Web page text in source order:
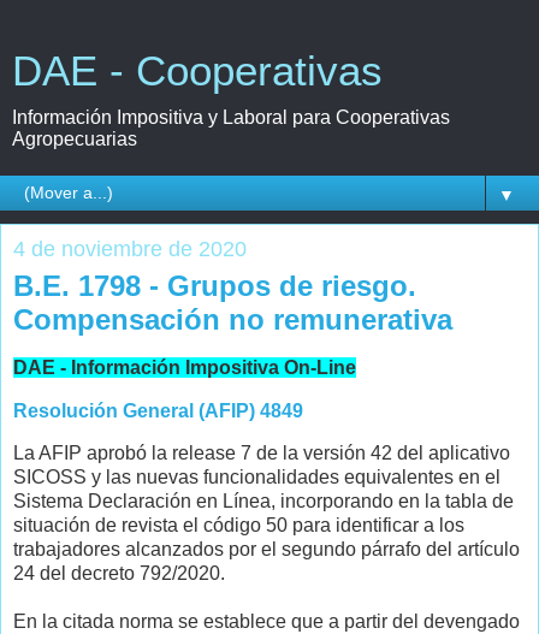
DAE - Cooperativas
Información Impositiva y Laboral para Cooperativas
Agropecuarias
▼
4 de noviembre de 2020
B.E. 1798 - Grupos de riesgo.
Compensación no remunerativa
DAE - Información Impositiva On-Line
Resolución General (AFIP) 4849
La AFIP aprobó la release 7 de la versión 42 del aplicativo
SICOSS y las nuevas funcionalidades equivalentes en el
Sistema Declaración en Línea, incorporando en la tabla de
situación de revista el código 50 para identificar a los
trabajadores alcanzados por el segundo párrafo del artículo
24 del decreto 792/2020.
En la citada norma se establece que a partir del devengado